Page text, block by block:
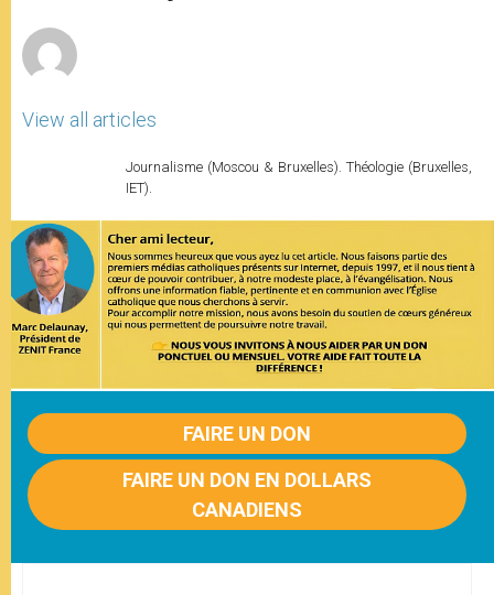
View all articles
Journalisme (Moscou & Bruxelles). Théologie (Bruxelles,
IET).
FAIRE UN DON
FAIRE UN DON EN DOLLARS
CANADIENS